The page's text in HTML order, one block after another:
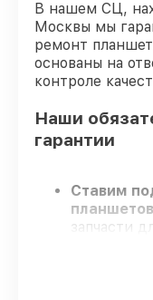
В нашем СЦ,
Москвы мы
ремонт
основаны на
контроле
Наши
гарантии
Ставим
планшетов
запчасти
проходят